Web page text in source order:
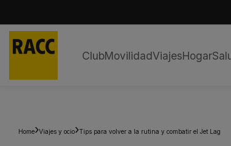
ClubMovilidadViajesHogar
contenido
Home Viajes y ocio Tips para volver a la rutina y combatir el Jet Lag